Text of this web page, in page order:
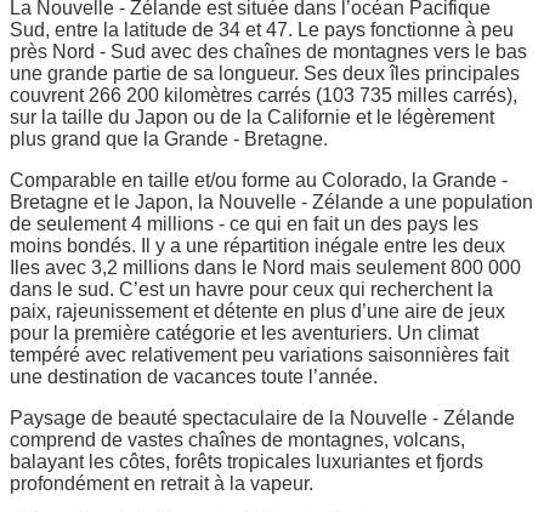
La Nouvelle - Zélande est située dans l’océan Pacifique
Sud, entre la latitude de 34 et 47. Le pays fonctionne à peu
près Nord - Sud avec des chaînes de montagnes vers le bas
une grande partie de sa longueur. Ses deux îles principales
couvrent 266 200 kilomètres carrés (103 735 milles carrés),
sur la taille du Japon ou de la Californie et le légèrement
plus grand que la Grande - Bretagne.
Comparable en taille et/ou forme au Colorado, la Grande -
Bretagne et le Japon, la Nouvelle - Zélande a une population
de seulement 4 millions - ce qui en fait un des pays les
moins bondés. Il y a une répartition inégale entre les deux
Iles avec 3,2 millions dans le Nord mais seulement 800 000
dans le sud. C’est un havre pour ceux qui recherchent la
paix, rajeunissement et détente en plus d’une aire de jeux
pour la première catégorie et les aventuriers. Un climat
tempéré avec relativement peu variations saisonnières fait
une destination de vacances toute l’année.
Paysage de beauté spectaculaire de la Nouvelle - Zélande
comprend de vastes chaînes de montagnes, volcans,
balayant les côtes, forêts tropicales luxuriantes et fjords
profondément en retrait à la vapeur.